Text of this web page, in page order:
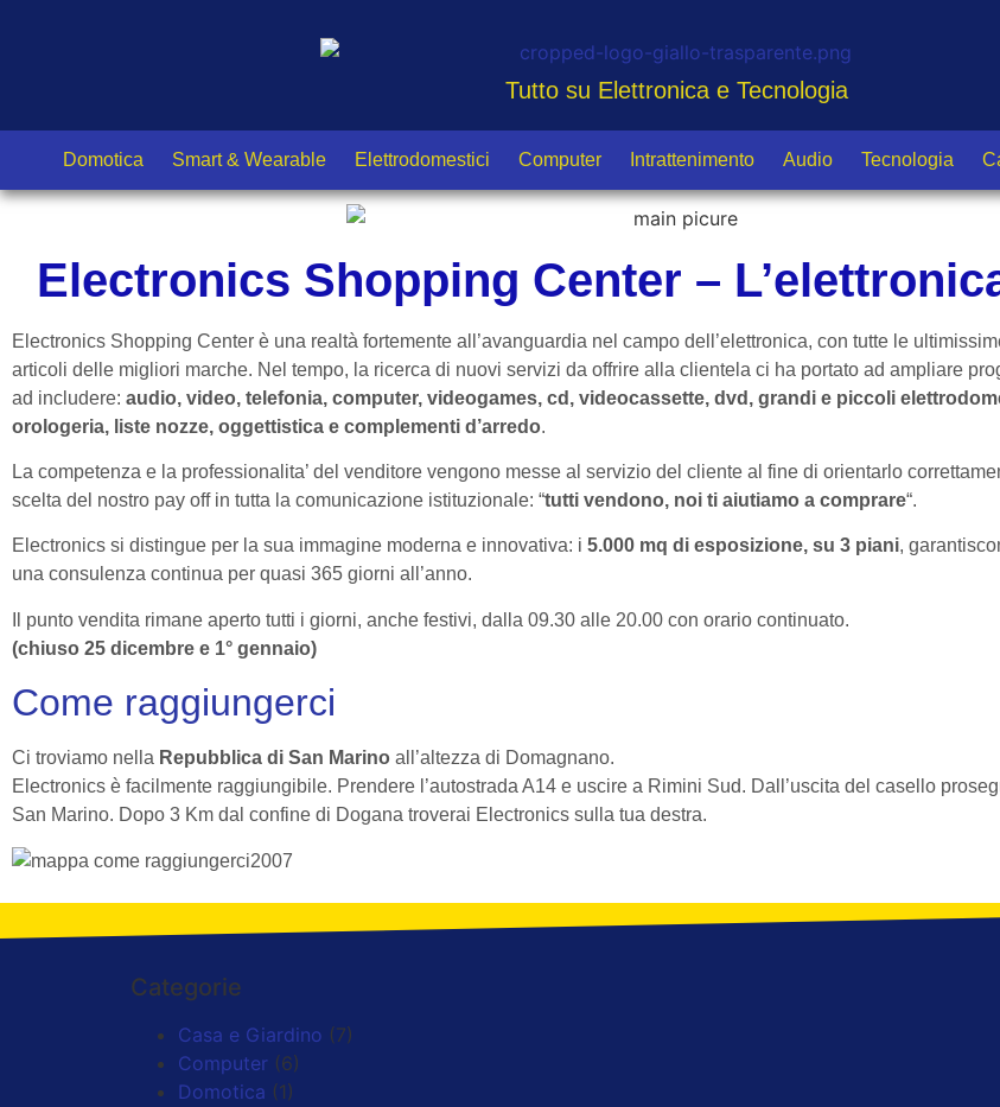
Tutto su Elettronica e Tecnologia
Domotica Smart & Wearable Elettrodomestici Computer Intrattenimento Audio Tecnologia
Electronics Shopping Center –
Electronics Shopping Center è una realtà fortemente all’avanguardia nel campo dell’elettronica, con tutte le
articoli delle migliori marche. Nel tempo, la ricerca di nuovi servizi da offrire alla clientela ci ha portato ad ampliare
ad includere: audio, video, telefonia, computer, videogames, cd, videocassette, dvd, grandi e piccoli
orologeria, liste nozze, oggettistica e complementi d’arredo.
La competenza e la professionalita’ del venditore vengono messe al servizio del cliente al fine di orientarlo
scelta del nostro pay off in tutta la comunicazione istituzionale: “tutti vendono, noi ti aiutiamo a comprare“.
Electronics si distingue per la sua immagine moderna e innovativa: i 5.000 mq di esposizione, su 3 piani,
una consulenza continua per quasi 365 giorni all’anno.
Il punto vendita rimane aperto tutti i giorni, anche festivi, dalla 09.30 alle 20.00 con orario continuato.
(chiuso 25 dicembre e 1° gennaio)
Come raggiungerci
Ci troviamo nella Repubblica di San Marino all’altezza di Domagnano.
Electronics è facilmente raggiungibile. Prendere l’autostrada A14 e uscire a Rimini Sud. Dall’uscita del casello
San Marino. Dopo 3 Km dal confine di Dogana troverai Electronics sulla tua destra.
Categorie
Casa e Giardino (7)
Computer (6)
Domotica (1)